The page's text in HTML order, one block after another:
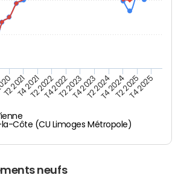
Côte (CU Limoges Métropole)
T2 2021T4 2021T2 2022T4 2022T2 2023T4 2023T2 2024T4 2024T2 2025T4 2025
neufs